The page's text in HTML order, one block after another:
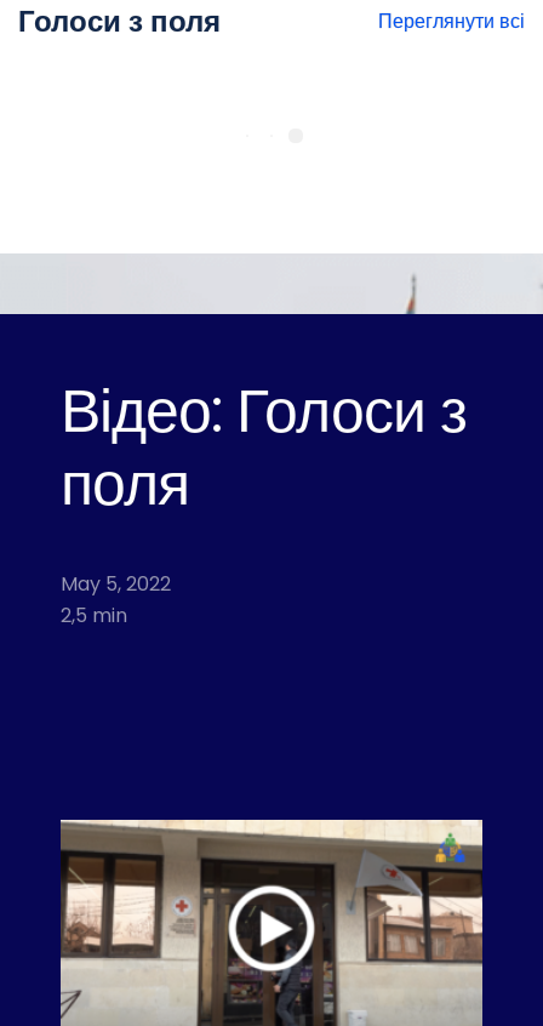
Голоси з поля Переглянути всі
Відео: Голоси з
поля
May 5, 2022
2,5 min